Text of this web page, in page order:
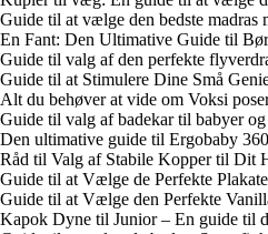
Guide til at vælge den bedste madras
En Fant: Den Ultimative Guide til
Guide til valg af den perfekte
Guide til at Stimulere Dine Små
Alt du behøver at vide om Voksi
Guide til valg af badekar til babyer
Den ultimative guide til Ergobaby
Råd til Valg af Stabile Kopper til Dit
Guide til at Vælge de Perfekte
Guide til at Vælge den Perfekte
Kapok Dyne til Junior – En guide til